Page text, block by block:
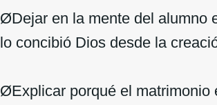
ØDejar en la mente del alumno
lo concibió Dios desde la
ØExplicar porqué el matrimonio